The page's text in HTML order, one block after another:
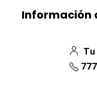
Información
Tu